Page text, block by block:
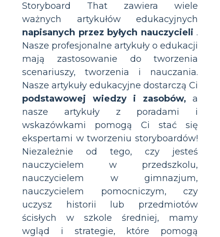
Storyboard That zawiera wiele
ważnych artykułów edukacyjnych
napisanych przez byłych nauczycieli .
Nasze profesjonalne artykuły o edukacji
mają zastosowanie do tworzenia
scenariuszy, tworzenia i nauczania.
Nasze artykuły edukacyjne dostarczą Ci
podstawowej wiedzy i zasobów, a
nasze artykuły z poradami i
wskazówkami pomogą Ci stać się
ekspertami w tworzeniu storyboardów!
Niezależnie od tego, czy jesteś
nauczycielem w przedszkolu,
nauczycielem w gimnazjum,
nauczycielem pomocniczym, czy
uczysz historii lub przedmiotów
ścisłych w szkole średniej, mamy
wgląd i strategie, które pomogą